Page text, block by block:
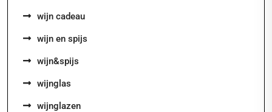
wijn cadeau
wijn en spijs
wijn&spijs
wijnglas
wijnglazen